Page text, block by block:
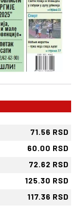
71.56 RSD
60.00 RSD
72.62 RSD
125.30 RSD
117.36 RSD